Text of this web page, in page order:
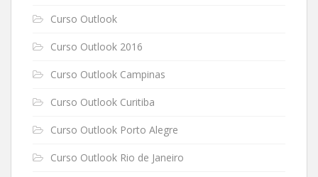
Curso Outlook
Curso Outlook 2016
Curso Outlook Campinas
Curso Outlook Curitiba
Curso Outlook Porto Alegre
Curso Outlook Rio de Janeiro